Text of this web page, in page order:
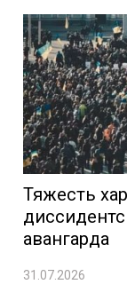
Тяжесть
авангарда
31.07.2026